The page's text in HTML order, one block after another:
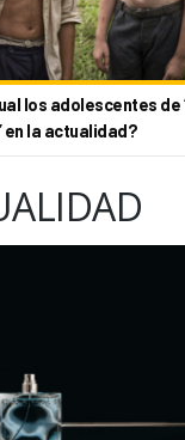
los adolescentes de
en la actualidad?